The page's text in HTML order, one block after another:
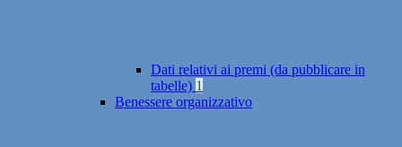
Dati relativi ai premi (da pubblicare in
tabelle) 1
Benessere organizzativo